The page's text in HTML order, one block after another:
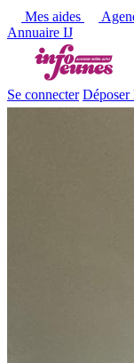
Mes aides
Annuaire IJ
Se connecter Déposer